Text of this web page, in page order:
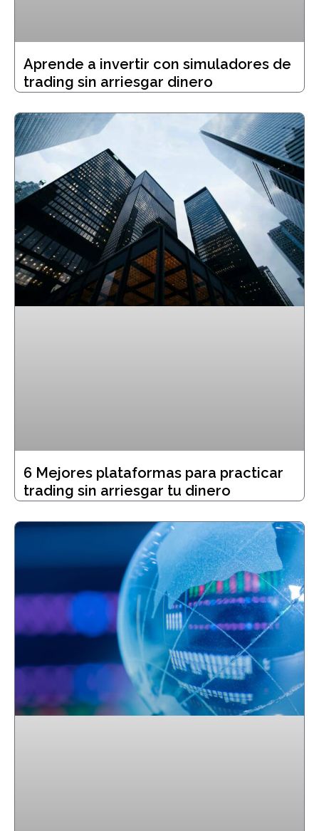
Aprende a invertir con simuladores de
trading sin arriesgar dinero
6 Mejores plataformas para practicar
trading sin arriesgar tu dinero